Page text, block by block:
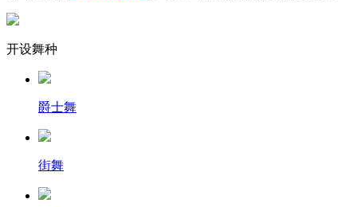
开设舞种
爵士舞
街舞